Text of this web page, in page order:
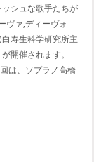
シュな歌手たちが
ヴァ,ディーヴォ
寿生科学研究所主
開催されます。
は、ソプラノ高橋